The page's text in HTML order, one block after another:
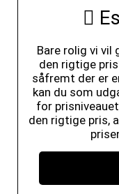
Bare rolig vi vil
den rigtige
såfremt der er
kan du som
for
den rigtige pris,